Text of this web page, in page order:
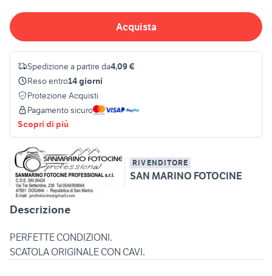
Acquista
Spedizione a partire da4,09 €
Reso entro14 giorni
Protezione Acquisti
Pagamento sicuro
Scopri di più
RIVENDITORE
SAN MARINO FOTOCINE
Descrizione
PERFETTE CONDIZIONI.
SCATOLA ORIGINALE CON CAVI.